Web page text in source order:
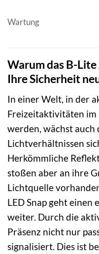
Wartung
Warum das B-
Ihre Sicherheit
In einer Welt, in der
Freizeitaktivitäten
werden, wächst
Lichtverhältnissen
Herkömmliche
stoßen aber an ihre
Lichtquelle
LED Snap geht
weiter. Durch die
Präsenz nicht nur
signalisiert. Dies ist